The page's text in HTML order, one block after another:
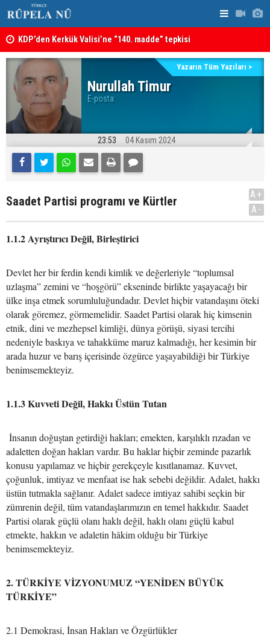
KDP’den Kerkük Valisi’ne “140. madde” tepkisi
Kerkük’te Kürt partilerden 7 maddelik ortak bildiri
Nurullah Timur
E-posta:
Yazarın Tüm Yazıları >
23:53 04 Kasım 2024
Saadet Partisi programı ve Kürtler
A+
A-
1.1.2 Ayrıştırıcı Değil, Birleştirici
Devlet her bir ferdin kendi kimlik ve değerleriyle “toplumsal
uzlaşma” zemini ve “hoşgörü” ekseninde birlikte yaşayacağı bir
ülke inşa etmek sorumluluğundadır. Devlet hiçbir vatandaşını öteki
olarak göremez, görmemelidir. Saadet Partisi olarak hiç kimsenin
etnik, dini ve mezhepsel kimliği, dünya görüşü, siyasi tercihi
nedeniyle baskıya ve tahakküme maruz kalmadığı, her kesimin bir
arada huzur ve barış içerisinde özgürce yaşayabildiği bir Türkiye
benimsemekteyiz.
1.1.3 Kuvveti Değil, Hakkı Üstün Tutan
İnsanın doğuştan getirdiği hakları; emekten, karşılıklı rızadan ve
adaletten doğan hakları vardır. Bu haklar hiçbir zeminde pazarlık
konusu yapılamaz ve hiçbir gerekçeyle kısıtlanamaz. Kuvvet,
çoğunluk, imtiyaz ve menfaat ise hak sebebi değildir. Adalet, hakkı
üstün tutmakla sağlanır. Adalet sadece imtiyaz sahibi seçkin bir
zümrenin değil, tüm vatandaşlarımızın en temel hakkıdır. Saadet
Partisi olarak güçlü olanı haklı değil, haklı olanı güçlü kabul
etmekte, hakkın ve adaletin hâkim olduğu bir Türkiye
benimsemekteyiz.
2. TÜRKİYE VİZYONUMUZ “YENİDEN BÜYÜK
TÜRKİYE”
2.1 Demokrasi, İnsan Hakları ve Özgürlükler